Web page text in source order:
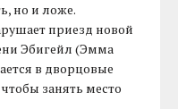
но и ложе.
приезд новой
Эбигейл (Эмма
в дворцовые
занять место